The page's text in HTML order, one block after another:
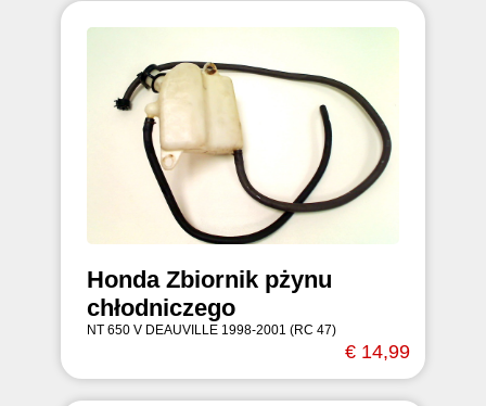
Honda Zbiornik pżynu
chłodniczego
NT 650 V DEAUVILLE 1998-2001 (RC 47)
€ 14,99